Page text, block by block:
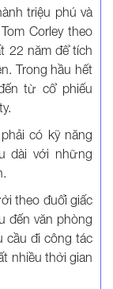
triệu phú và
Corley theo
22 năm để tích
Trong hầu hết
từ cổ phiếu
có kỹ năng
dài với những
theo đuổi giấc
đến văn phòng
cầu đi công tác
nhiều thời gian